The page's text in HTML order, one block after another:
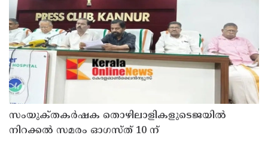
സംയുക്‌തകർഷക തൊഴിലാളികളുടെജയിൽ
നിറക്കൽ സമരം ഓഗസ്ത് 10 ന്